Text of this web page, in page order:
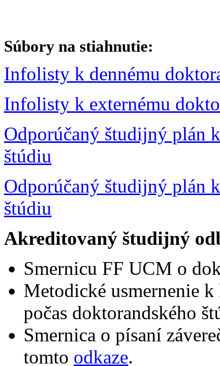
Súbory na stiahnutie:
Infolisty k dennému
Infolisty k externému
Odporúčaný študijný plán
štúdiu
Odporúčaný študijný plán
štúdiu
Akreditovaný študijný
Smernicu FF UCM o
Metodické usmernenie
počas doktorandského
Smernica o písaní
tomto odkaze.